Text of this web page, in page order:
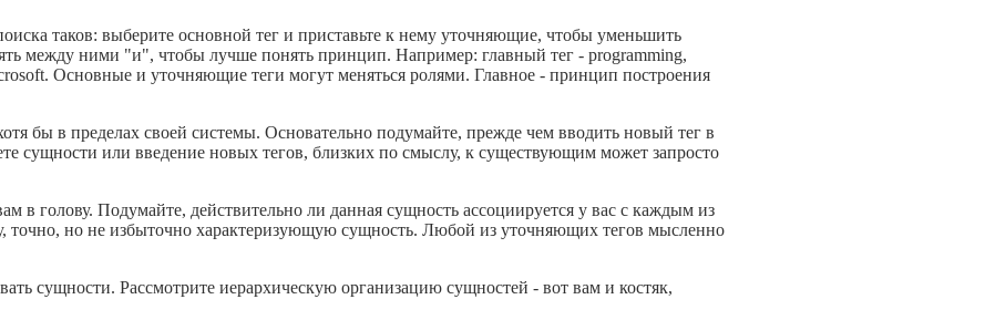
таков: выберите основной тег и приставьте к нему уточняющие, чтобы уменьшить
между ними "и", чтобы лучше понять принцип. Например: главный тег - programming,
Основные и уточняющие теги могут меняться ролями. Главное - принцип построения
бы в пределах своей системы. Основательно подумайте, прежде чем вводить новый тег в
сущности или введение новых тегов, близких по смыслу, к существующим может запросто
голову. Подумайте, действительно ли данная сущность ассоциируется у вас с каждым из
точно, но не избыточно характеризующую сущность. Любой из уточняющих тегов мысленно
сущности. Рассмотрите иерархическую организацию сущностей - вот вам и костяк,